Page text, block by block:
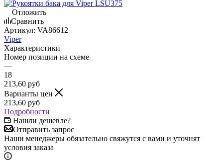
Отложить
Сравнить
Артикул: VA86612
Viper
Характеристики
Номер позиции на схеме
—
18
213,60 руб
Варианты цен
213,60 руб
Подробности
Нашли дешевле?
Отправить запрос
Наши менеджеры обязательно свяжутся с вами и уточнят
условия заказа